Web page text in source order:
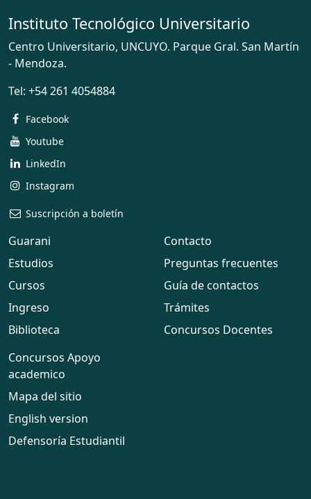
Instituto Tecnológico Universitario
Centro Universitario, UNCUYO. Parque Gral. San Martín
- Mendoza.
Tel: +54 261 4054884
Facebook
Youtube
LinkedIn
Instagram
Suscripción a boletín
Guarani
Estudios
Cursos
Ingreso
Biblioteca
Contacto
Preguntas frecuentes
Guía de contactos
Trámites
Concursos Docentes
Concursos Apoyo
academico
Mapa del sitio
English version
Defensoría Estudiantil